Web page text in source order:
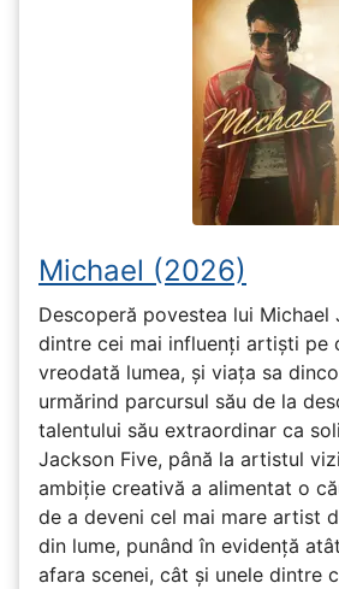
Michael (2026)
Descoperă povestea lui Michael
dintre cei mai influenți artiști pe
vreodată lumea, și viața sa
urmărind parcursul său de la
talentului său extraordinar ca
Jackson Five, până la artistul
ambiție creativă a alimentat o
de a deveni cel mai mare artist
din lume, punând în evidență
afara scenei, cât și unele dintre